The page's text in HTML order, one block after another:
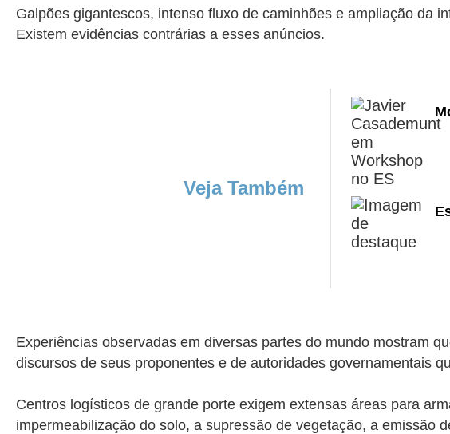
Galpões gigantescos, intenso fluxo de caminhões e ampliação da
Existem evidências contrárias a esses anúncios.
Veja Também
Experiências observadas em diversas partes do mundo mostram
discursos de seus proponentes e de autoridades governamentais
Centros logísticos de grande porte exigem extensas áreas para
impermeabilização do solo, a supressão de vegetação, a emissão